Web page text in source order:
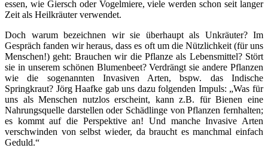
essen, wie Giersch oder Vogelmiere, viele werden schon seit langer
Zeit als Heilkräuter verwendet.
Doch warum bezeichnen wir sie überhaupt als Unkräuter? Im
Gespräch fanden wir heraus, dass es oft um die Nützlichkeit (für uns
Menschen!) geht: Brauchen wir die Pflanze als Lebensmittel? Stört
sie in unserem schönen Blumenbeet? Verdrängt sie andere Pflanzen
wie die sogenannten Invasiven Arten, bspw. das Indische
Springkraut? Jörg Haafke gab uns dazu folgenden Impuls: „Was für
uns als Menschen nutzlos erscheint, kann z.B. für Bienen eine
Nahrungsquelle darstellen oder Schädlinge von Pflanzen fernhalten;
es kommt auf die Perspektive an! Und manche Invasive Arten
verschwinden von selbst wieder, da braucht es manchmal einfach
Geduld.“